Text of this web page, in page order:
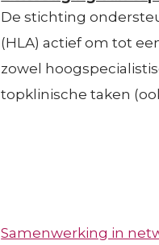
De stichting
(HLA) actief om tot
zowel
topklinische taken
Samenwerking in